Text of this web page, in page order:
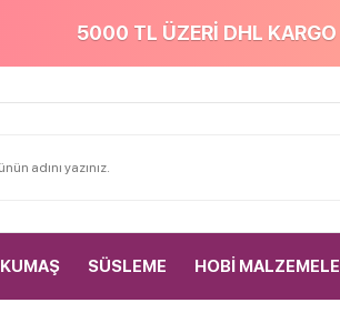
5000 TL ÜZERİ DHL
KUMAŞ SÜSLEME HOBİ